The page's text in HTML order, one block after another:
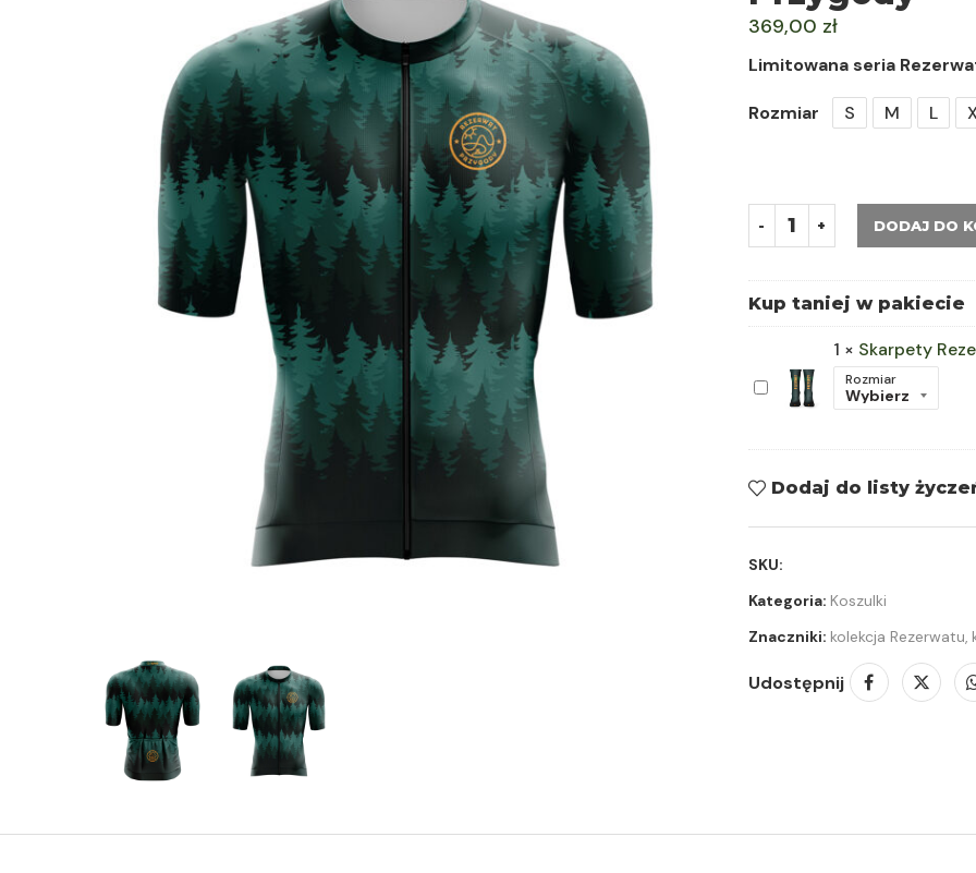
369,00 zł
Limitowana seria
Rozmiar S M L
DODAJ DO
Kup taniej w pakiecie
Skarpety
Rezerwat
1 × Skarpety
Rozmiar
Dodaj do listy
SKU:
Kategoria: Koszulki
Znaczniki: kolekcja Rezerwatu,
Udostępnij